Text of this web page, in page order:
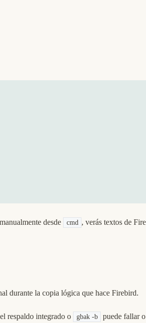
manualmente desde cmd , verás textos de
durante la copia lógica que hace Firebird.
respaldo integrado o gbak -b
puede fallar